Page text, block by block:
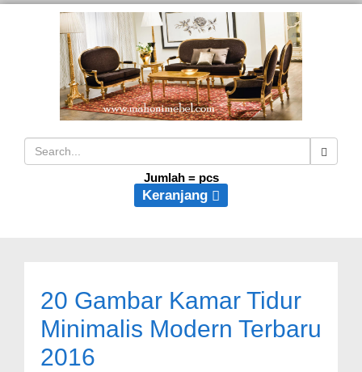
Jumlah = pcs
Keranjang
20 Gambar Kamar Tidur
Minimalis Modern Terbaru
2016